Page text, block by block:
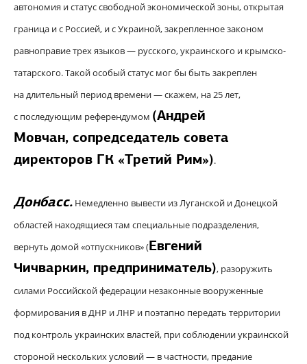
автономия и статус свободной экономической зоны, открытая
граница и с Россией, и с Украиной, закрепленное законом
равноправие трех языков — русского, украинского и крымско-
татарского. Такой особый статус мог бы быть закреплен
на длительный период времени — скажем, на 25 лет,
с последующим референдумом (Андрей
Мовчан, сопредседатель совета
директоров ГК «Третий Рим»).
Донбасс. Немедленно вывести из Луганской и Донецкой
областей находящиеся там специальные подразделения,
вернуть домой «отпускников» (Евгений
Чичваркин, предприниматель), разоружить
силами Российской федерации незаконные вооруженные
формирования в ДНР и ЛНР и поэтапно передать территории
под контроль украинских властей, при соблюдении украинской
стороной нескольких условий — в частности, предание